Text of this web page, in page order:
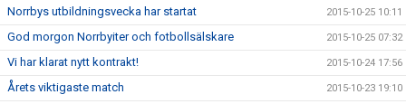
Norrbys utbildningsvecka har startat 2015-10-25 10:11
God morgon Norrbyiter och fotbollsälskare 2015-10-25 07:32
Vi har klarat nytt kontrakt! 2015-10-24 17:56
Årets viktigaste match 2015-10-23 19:10